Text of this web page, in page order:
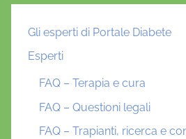
Gli esperti di Portale Diabete
Esperti
FAQ – Terapia e cura
FAQ – Questioni legali
FAQ – Trapianti, ricerca e